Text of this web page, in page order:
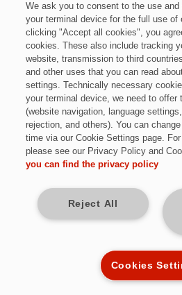
Das erwartet Sie
In unserer Montage und
Basis, um Produkte für unsere
herzustellen. Darüber hinaus
spannende Arbeitsbereiche in der
Produktionstechnik, Neu- und
Arbeitssystemen und der
Als Teil unserer Logistik stellen
Lieferketten stets in Takt sind und
We ask you to consent to the use
your terminal device for the full use of
clicking "Accept all cookies", you
cookies. These also include tracking
website, transmission to third
and other uses that you can read
settings. Technically necessary
your terminal device, we need to offer
(website navigation, language
rejection, and others). You can
time via our Cookie Settings page.
please see our Privacy Policy and
you can find the privacy policy
Reject All
Cookies